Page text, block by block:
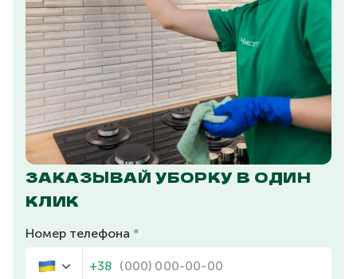
ЗАКАЗЫВАЙ УБОРКУ В ОДИН
КЛИК
Номер телефона
+38